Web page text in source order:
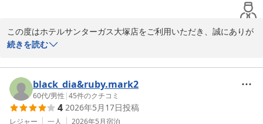
いでございます。スタッフ一同、心よりお待ち申し上げておりま
ホテルサンターガス大塚店
この度はホテルサンターガス大塚店をご利用いただき、誠にありが
とうございます。
拝読いたしました。
また、周辺には飲食店が多く便利にご利用いただけたとのこと、安
心いたしました。
今後もご滞在しやすい価格と環境づくりに努めてまいります。
続きを読む
black_dia&ruby.mark2
60代/男性 |45件のクチコミ
4 2026年5月17日投稿
レジャー 一人 2026年5月宿泊